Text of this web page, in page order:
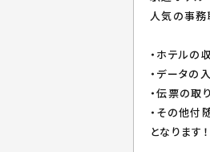
人気の事務
・ホテルの
・データの
・伝票の取
・その他付
となります！